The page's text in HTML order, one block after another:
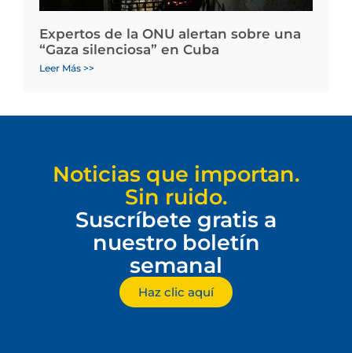
Expertos de la ONU alertan sobre una
“Gaza silenciosa” en Cuba
Leer Más >>
Noticias que importan.
Sin ruido.
Suscríbete gratis a
nuestro boletín
semanal
Haz clic aquí